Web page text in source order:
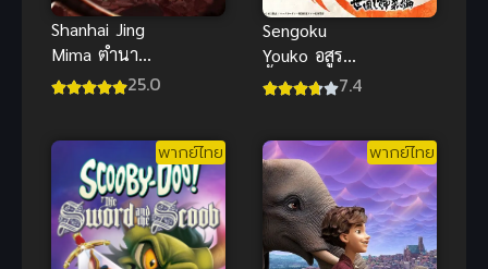
Shanhai Jing
Mima ตำนาน
ลับแห่งคัมภีร์25.0
Sengoku
Youko อสูร
จิ้งจอกโลก 7.4
พากย์ไทย พากย์ไทย